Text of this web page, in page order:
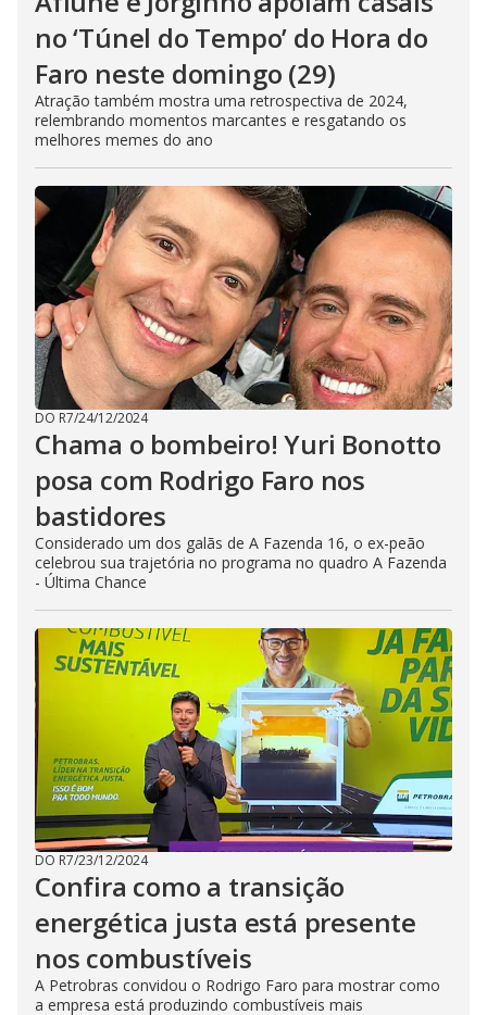
no ‘Túnel do Tempo’ do Hora do
Faro neste domingo (29)
Atração também mostra uma retrospectiva de 2024,
relembrando momentos marcantes e resgatando os
melhores memes do ano
DO R7/24/12/2024
Chama o bombeiro! Yuri Bonotto
posa com Rodrigo Faro nos
bastidores
Considerado um dos galãs de A Fazenda 16, o ex-peão
celebrou sua trajetória no programa no quadro A Fazenda
- Última Chance
DO R7/23/12/2024
Confira como a transição
energética justa está presente
nos combustíveis
A Petrobras convidou o Rodrigo Faro para mostrar como
a empresa está produzindo combustíveis mais